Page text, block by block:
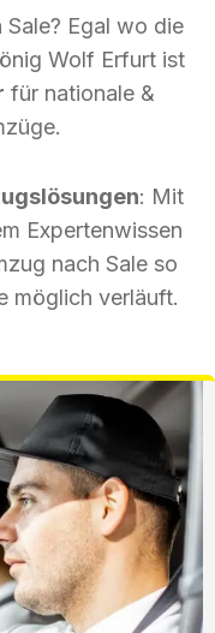
Sale? Egal wo die
Wolf Erfurt ist
für nationale &
: Mit
Expertenwissen
nach Sale so
möglich verläuft.